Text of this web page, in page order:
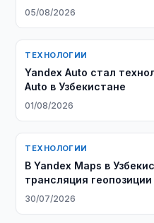
05/08/2026
ТЕХНОЛОГИИ
Yandex Auto стал
Auto в Узбекистане
01/08/2026
ТЕХНОЛОГИИ
В Yandex Maps в
трансляция геопозиции
30/07/2026